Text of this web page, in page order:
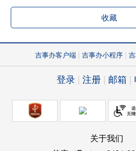
收藏